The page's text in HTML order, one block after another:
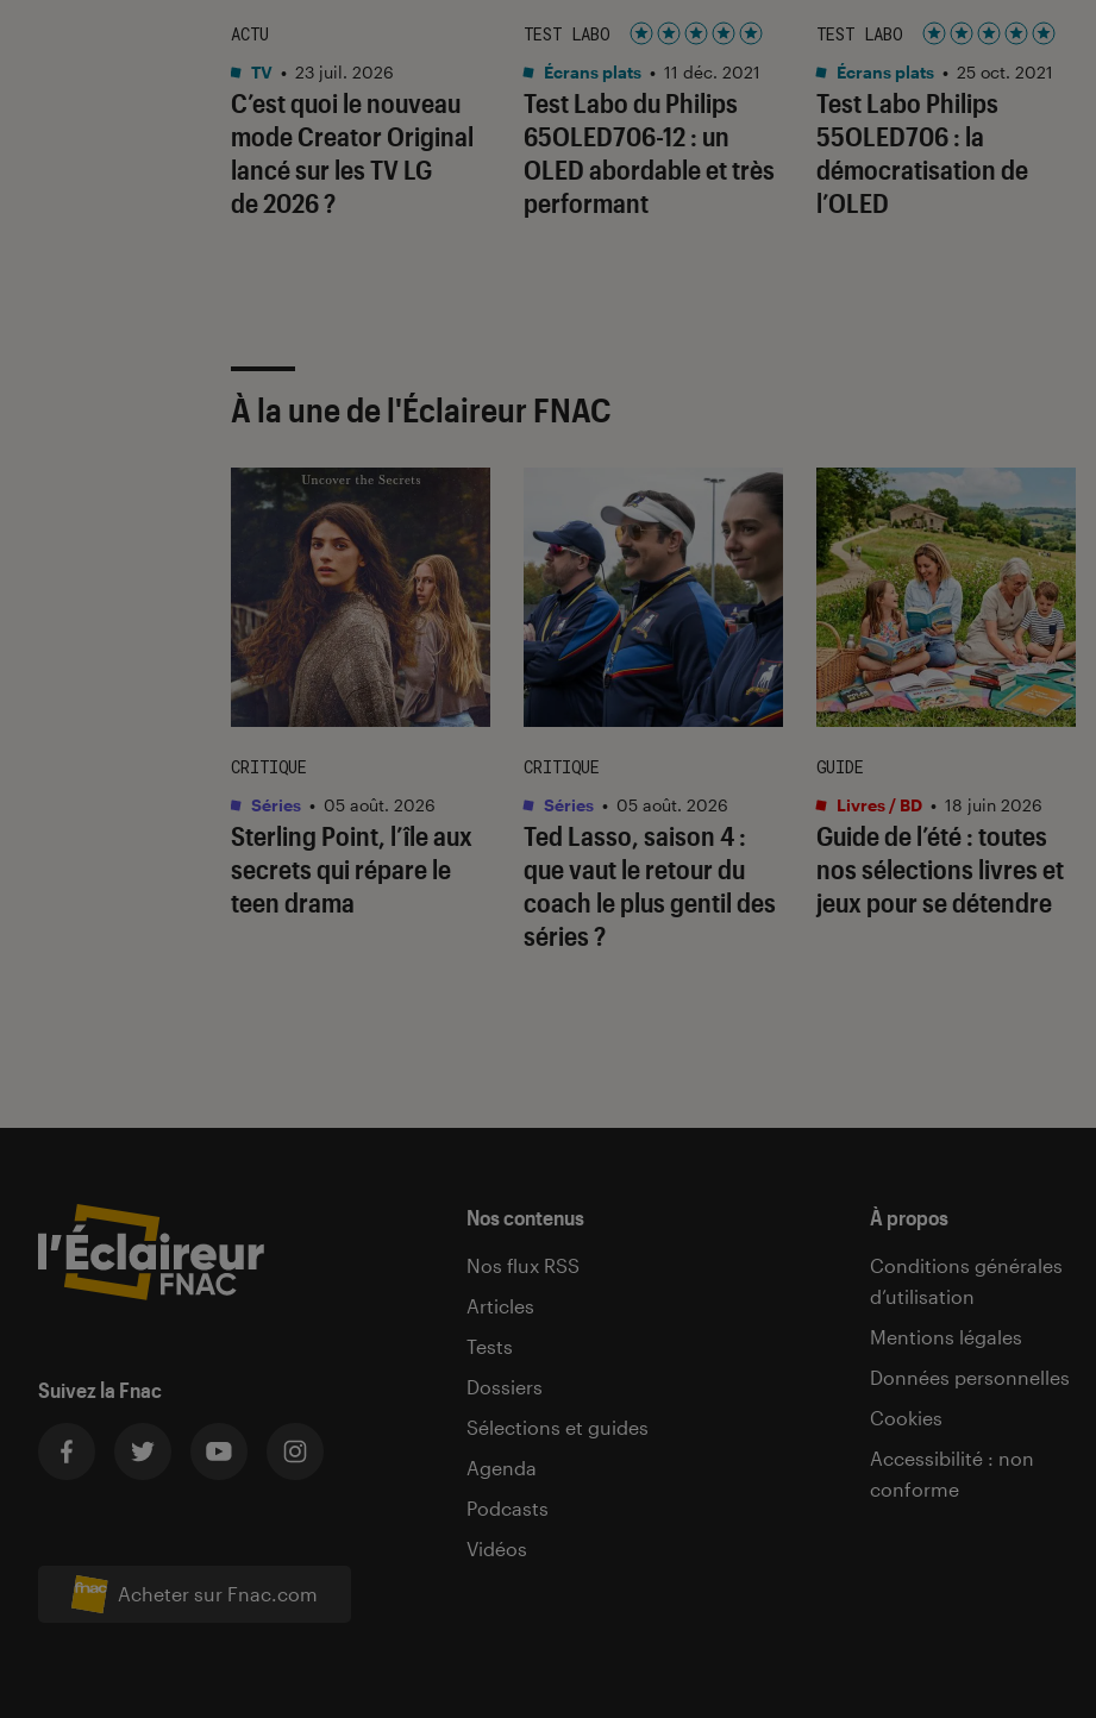
C’est quoi le nouveau
mode Creator Original
lancé sur les TV LG
de 2026 ?
ACTU
TV • 23 juil. 2026
Test Labo du Philips
65OLED706-12 : un
OLED abordable et très
performant
TEST LABO
Noté 5 étoiles sur 5
Écrans plats • 11 déc. 2021
Test Labo Philips
55OLED706 : la
démocratisation de
l’OLED
TEST LABO
Noté 5 étoiles sur 5
Écrans plats • 25 oct. 2021
À la une de l'Éclaireur FNAC
Sterling Point, l’île aux
secrets qui répare le
teen drama
CRITIQUE
Séries • 05 août. 2026
Ted Lasso, saison 4 :
que vaut le retour du
coach le plus gentil des
séries ?
CRITIQUE
Séries • 05 août. 2026
Guide de l’été : toutes
nos sélections livres et
jeux pour se détendre
GUIDE
Livres / BD • 18 juin 2026
Suivez la Fnac
Acheter sur Fnac.com
Nos contenus
Nos flux RSS
Articles
Tests
Dossiers
Sélections et guides
Agenda
Podcasts
Vidéos
À propos
Conditions générales
d’utilisation
Mentions légales
Données personnelles
Cookies
Accessibilité : non
conforme